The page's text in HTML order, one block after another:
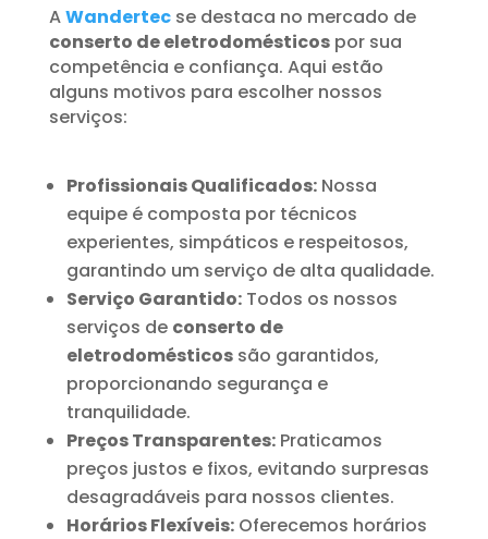
AWandertecse destaca no mercado de
conserto de eletrodomésticospor sua
competência e confiança. Aqui estão
alguns motivos para escolher nossos
serviços:
Profissionais Qualificados:Nossa
equipe é composta por técnicos
experientes, simpáticos e respeitosos,
garantindo um serviço de alta qualidade.
Serviço Garantido:Todos os nossos
serviços de conserto de
eletrodomésticossão garantidos,
proporcionando segurança e
tranquilidade.
Preços Transparentes:Praticamos
preços justos e fixos, evitando surpresas
desagradáveis para nossos clientes.
Horários Flexíveis:Oferecemos horários